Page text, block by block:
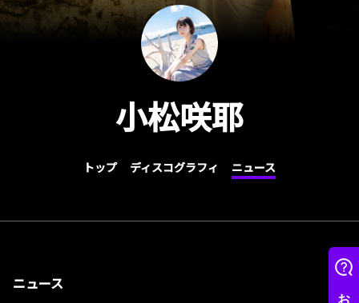
小松咲耶
トップ ディスコグラフィ ニュース
ニュース